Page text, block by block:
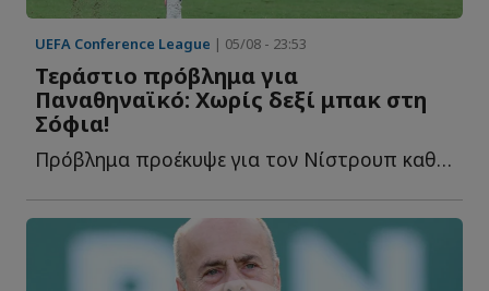
UEFA Conference League | 05/08 - 23:53
Τεράστιο πρόβλημα για
Παναθηναϊκό: Χωρίς δεξί μπακ στη
Σόφια!
Πρόβλημα προέκυψε για τον Νίστρουπ καθώς οι «πράσινοι» θ...